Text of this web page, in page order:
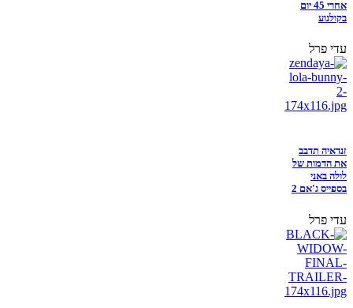
אחרי 45 יום
בקולנוע
עדי פרל
זנדאיה תדבב
את הדמות של
לולה באני
בספייס ג'אם 2
עדי פרל